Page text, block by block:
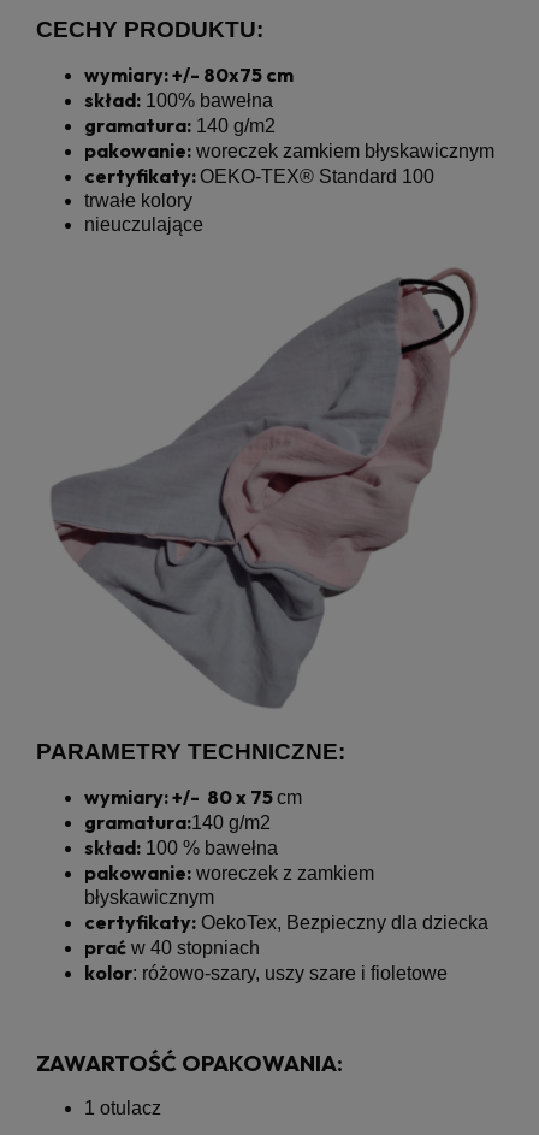
CECHY PRODUKTU:
wymiary: +/- 80x75 cm
skład: 100% bawełna
gramatura: 140 g/m2
pakowanie: woreczek zamkiem błyskawicznym
certyfikaty:OEKO-TEX® Standard 100
trwałe kolory
nieuczulające
PARAMETRY TECHNICZNE:
wymiary: +/- 80 x 75cm
gramatura:140 g/m2
skład: 100 % bawełna
pakowanie: woreczek z zamkiem
błyskawicznym
certyfikaty: OekoTex, Bezpieczny dla dziecka
prać w 40 stopniach
kolor: różowo-szary, uszy szare i fioletowe
ZAWARTOŚĆ OPAKOWANIA:
1 otulacz